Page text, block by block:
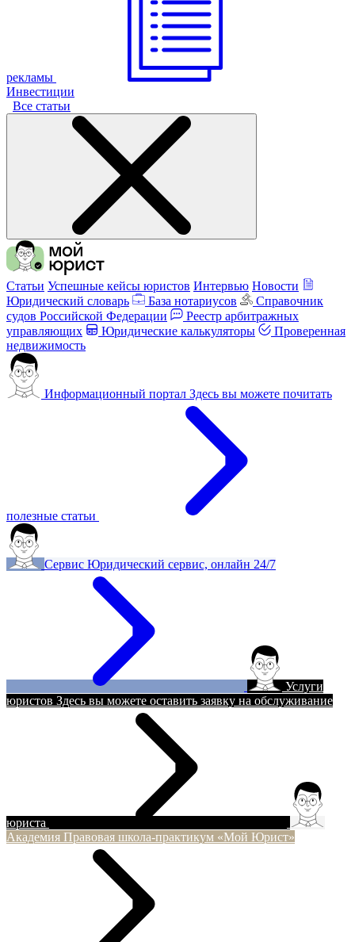
рекламы
Инвестиции
Все статьи
Статьи Успешные кейсы юристов Интервью Новости
Юридический словарь
База нотариусов
Справочник
судов Российской Федерации
Реестр арбитражных
управляющих
Юридические калькуляторы
Проверенная
недвижимость
Информационный портал Здесь вы можете почитать
полезные статьи
Сервис Юридический сервис, онлайн 24/7
Услуги
юристов Здесь вы можете оставить заявку на обслуживание
юриста
Академия Правовая школа-практикум «Мой Юрист»